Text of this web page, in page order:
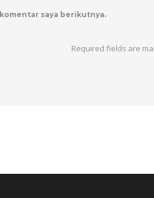
saya berikutnya.
Required fields are